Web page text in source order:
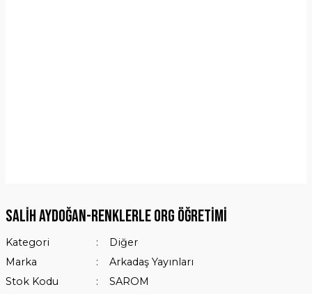
Salih Aydoğan-Renklerle Org Öğretimi
Kategori
Diğer
Marka
Arkadaş Yayınları
Stok Kodu
SAROM